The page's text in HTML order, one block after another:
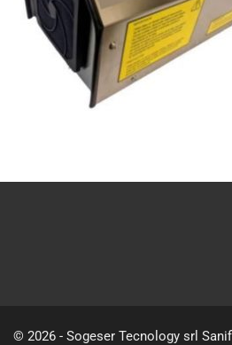
© 2026 - Sogeser Tecnology srl